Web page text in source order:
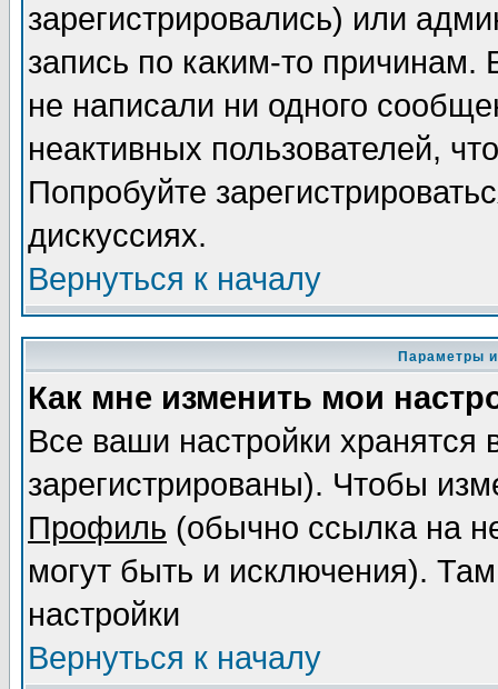
зарегистрировались) или
запись по каким-то
не написали ни одного
неактивных пользователей,
Попробуйте
дискуссиях.
Вернуться к началу
Параметры
Как мне изменить мои
Все ваши настройки
зарегистрированы). Чтобы
Профиль (обычно ссылка на
могут быть и исключения).
настройки
Вернуться к началу